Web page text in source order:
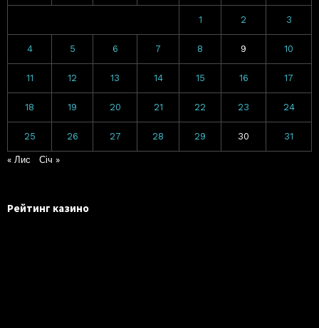
1 2 3
4 5 6 7 8 9 10
11 12 13 14 15 16 17
18 19 20 21 22 23 24
25 26 27 28 29 30 31
« Лис Січ »
Рейтинг казино